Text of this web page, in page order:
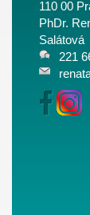
110 00
PhDr.
Salátová
221